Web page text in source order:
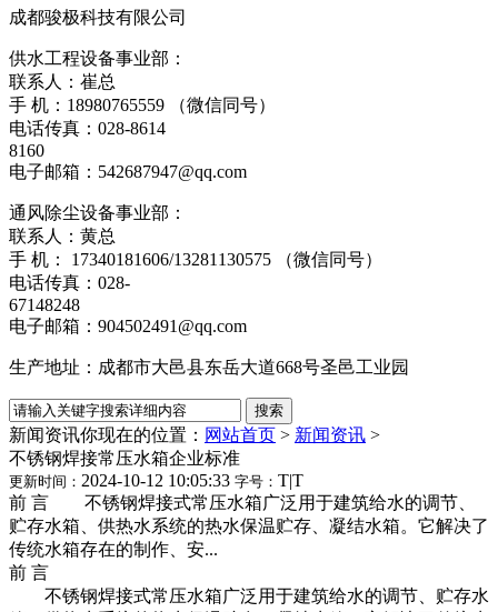
成都骏极科技有限公司
供水工程设备事业部：
联系人：崔总
手 机：18980765559 （微信同号）
电话传真：028-8614
8160
电子邮箱：542687947@qq.com
通风除尘设备事业部：
联系人：黄总
手 机： 17340181606/13281130575 （微信同号）
电话传真：028-
67148248
电子邮箱：904502491@qq.com
生产地址：成都市大邑县东岳大道668号圣邑工业园
新闻资讯你现在的位置： 网站首页 > 新闻资讯 >
不锈钢焊接常压水箱企业标准
更新时间： 2024-10-12 10:05:33 字号： T|T
前 言 不锈钢焊接式常压水箱广泛用于建筑给水的调节、
贮存水箱、供热水系统的热水保温贮存、凝结水箱。它解决了
传统水箱存在的制作、安...
前 言
不锈钢焊接式常压水箱广泛用于建筑给水的调节、贮存水